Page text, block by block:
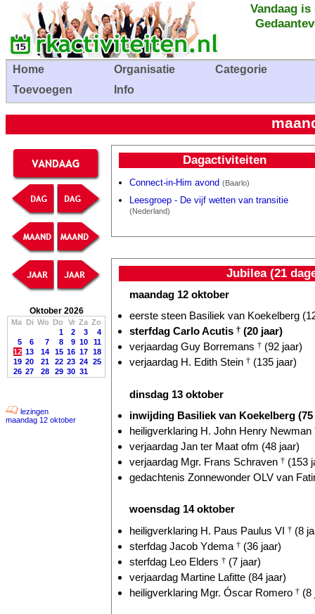
Vandaag
Home Organisatie
Categorie
Toevoegen
Info
Oktober 2026
Ma Di Wo Do Vr Za Zo
1
2 3
4
5
6 7 8 9 10
11
12 13 14 15 16 17 18
19 20 21 22 23 24 25
26 27 28 29 30 31
lezingen
maandag 12 oktober
Dagactiviteiten
Connect-in-Him avond (Baarlo)
Leesgroep - De vijf wetten van transitie
(Nederland)
Jubilea (21
maandag 12 oktober
eerste steen Basiliek van Koekelberg
sterfdag Carlo Acutis † (20 jaar)
verjaardag Guy Borremans † (92 jaar)
verjaardag H. Edith Stein † (135 jaar)
dinsdag 13 oktober
inwijding Basiliek van Koekelberg (75
heiligverklaring H. John Henry Newman
verjaardag Jan ter Maat ofm (48 jaar)
verjaardag Mgr. Frans Schraven † (153
gedachtenis Zonnewonder OLV van
woensdag 14 oktober
heiligverklaring H. Paus Paulus VI † (8
sterfdag Jacob Ydema † (36 jaar)
sterfdag Leo Elders † (7 jaar)
verjaardag Martine Lafitte (84 jaar)
heiligverklaring Mgr. Óscar Romero † (8